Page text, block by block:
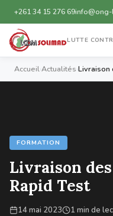
+261 34 15 276 69
LUTTE
AccueilActualités Livraison
FORMATION
Livraison
Rapid Test
14 mai 2023 1 min de